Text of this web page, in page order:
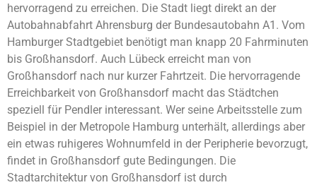
hervorragend zu erreichen. Die Stadt liegt direkt an der
Autobahnabfahrt Ahrensburg der Bundesautobahn A1. Vom
Hamburger Stadtgebiet benötigt man knapp 20 Fahrminuten
bis Großhansdorf. Auch Lübeck erreicht man von
Großhansdorf nach nur kurzer Fahrtzeit. Die hervorragende
Erreichbarkeit von Großhansdorf macht das Städtchen
speziell für Pendler interessant. Wer seine Arbeitsstelle zum
Beispiel in der Metropole Hamburg unterhält, allerdings aber
ein etwas ruhigeres Wohnumfeld in der Peripherie bevorzugt,
findet in Großhansdorf gute Bedingungen. Die
Stadtarchitektur von Großhansdorf ist durch